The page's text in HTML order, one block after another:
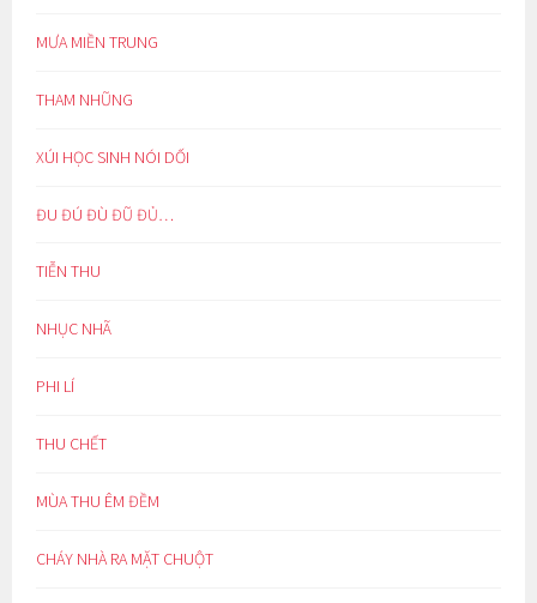
MƯA MIỀN TRUNG
THAM NHŨNG
XÚI HỌC SINH NÓI DỐI
ĐU ĐÚ ĐÙ ĐŨ ĐỦ…
TIỄN THU
NHỤC NHÃ
PHI LÍ
THU CHẾT
MÙA THU ÊM ĐỀM
CHÁY NHÀ RA MẶT CHUỘT